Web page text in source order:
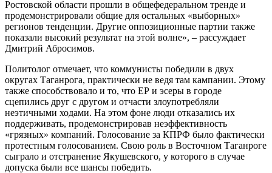
Ростовской области прошли в общефедеральном тренде и
продемонстрировали общие для остальных «выборных»
регионов тенденции. Другие оппозиционные партии также
показали высокий результат на этой волне», – рассуждает
Дмитрий Абросимов.
Политолог отмечает, что коммунисты победили в двух
округах Таганрога, практически не ведя там кампании. Этому
также способствовало и то, что ЕР и эсеры в городе
сцепились друг с другом и отчасти злоупотребляли
неэтичными ходами. На этом фоне люди отказались их
поддерживать, продемонстрировав неэффективность
«грязных» компаний. Голосование за КПРФ было фактически
протестным голосованием. Свою роль в Восточном Таганроге
сыграло и отстранение Якушевского, у которого в случае
допуска были все шансы победить.